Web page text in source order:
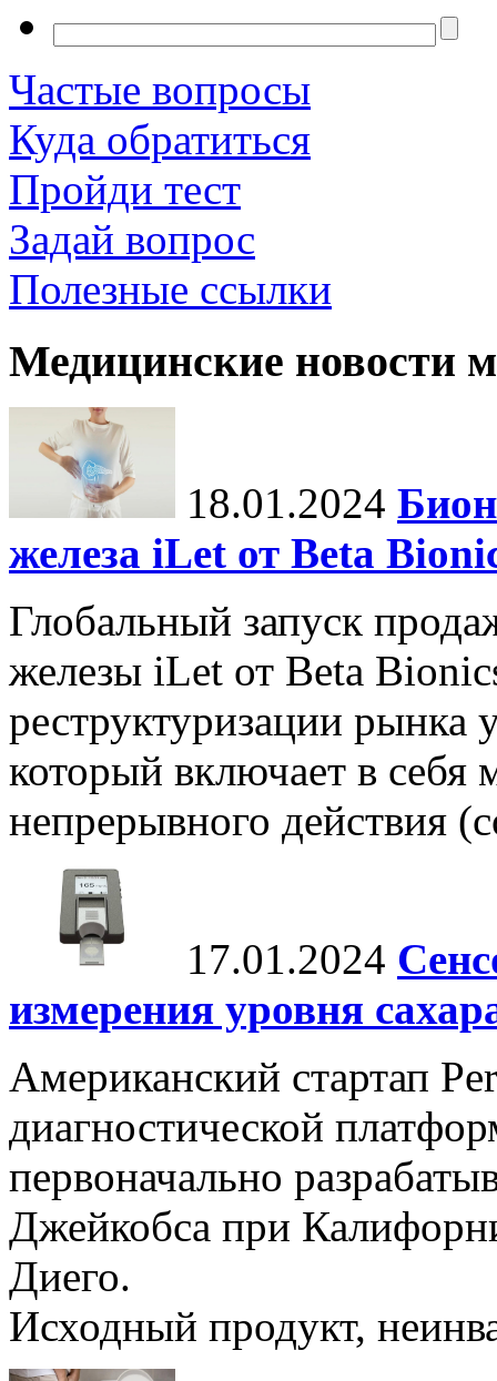
Частые вопросы
Куда обратиться
Пройди тест
Задай вопрос
Полезные ссылки
Медицинские новости
18.01.2024
железа iLet от Beta
Глобальный запуск
железы iLet от Beta
реструктуризации рынка
который включает в
непрерывного действия
17.01.2024
измерения уровня
Американский стартап
диагностической
первоначально
Джейкобса при
Диего.
Исходный продукт,